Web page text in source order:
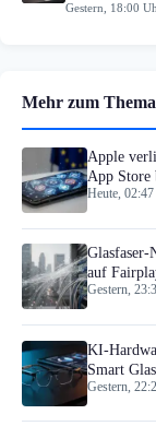
Gestern, 18:00
Mehr zum Thema
Apple
App Store
Heute,
Glasfaser-
auf
Gestern,
KI-
Smart
Gestern,